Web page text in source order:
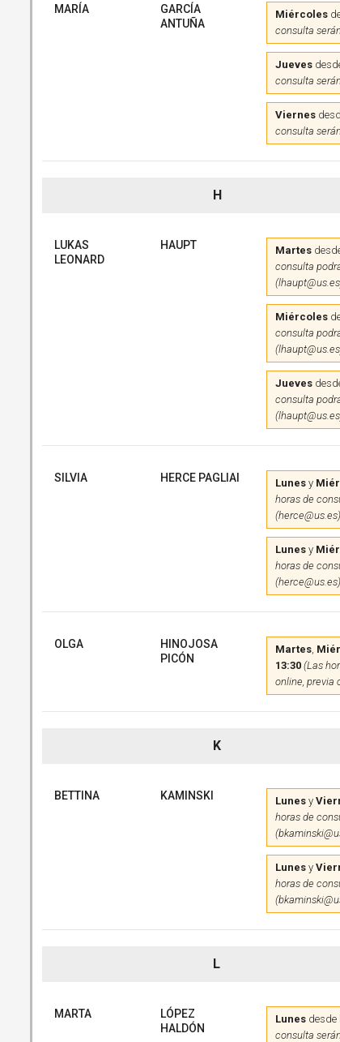
MARÍA
GARCÍA
ANTUÑA
Miércoles
consulta
Jueves
consulta
Viernes
consulta
H
LUKAS
LEONARD
HAUPT Martes
consulta
Miércoles
consulta
Jueves
consulta
SILVIA HERCE PAGLIAI Lunesy
horas de
Lunesy
horas de
OLGA
HINOJOSA
PICÓN
Martes,
13:30 (Las
online, previa
K
BETTINA KAMINSKI Lunesy
horas de
Lunesy
horas de
L
MARTA
LÓPEZ
HALDÓN
Lunesdesde
consulta